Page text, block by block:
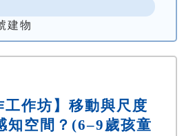
建物
作坊】移動與尺度
空間？(6–9歲孩童